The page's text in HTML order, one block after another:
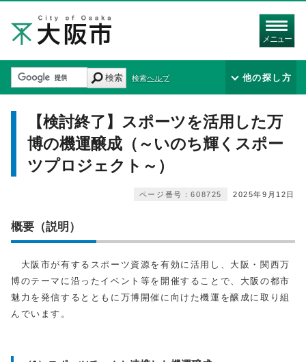
メニュー
検索 検索ヘルプ 他の探し方
【検討終了】スポーツを活用した万
博の機運醸成（～いのち輝くスポー
ツプロジェクト～）
2025年9月12日
ページ番号：608725
概要（説明）
大阪市が有するスポーツ資源を有効に活用し、大阪・関西万
博のテーマに沿ったイベント等を開催することで、大阪の都市
魅力を発信するとともに万博開催に向けた機運を醸成に取り組
んでいます。